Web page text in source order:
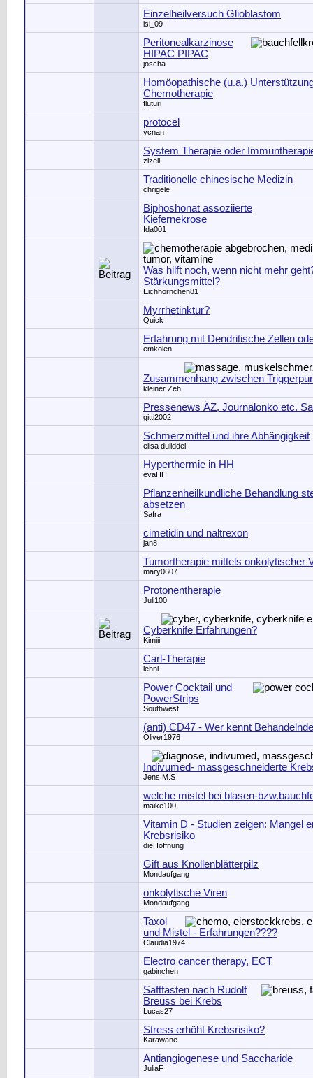
Einzelheilversuch Glioblastom
isi_09
Peritonealkarzinose
HIPAC PIPAC
joscha
Homöopathische (u.a.)
Chemotherapie
fluturi
protocel
ycnan
System Therapie oder
zizeli
Traditionelle chinesische Medizin
chrigele
Biphoshonat assoziierte
Kiefernekrose
Ida001
Was hilft noch, wenn nicht mehr
Stärkungsmittel?
Eichhörnchen81
Myrrhetinktur?
Quick
Erfahrung mit Dendritische Zellen
emkolen
Zusammenhang zwischen
kleiner Zeh
Pressenews ÄZ, Journalonko etc.
gitti2002
Schmerzmittel und ihre Abhängigkeit
elisa duliddel
Hyperthermie in HH
evaHH
Pflanzenheilkundliche Behandlung
absetzen
Safra
cimetidin und naltrexon
jan8
Tumortherapie mittels onkolytischer
mary0607
Protonentherapie
Juli100
Cyberknife Erfahrungen?
Kimiii
Carl-Therapie
lehni
Power Cocktail und
PowerStrips
Southwest
(anti) CD47 - Wer kennt
Oliver1976
Indivumed- massgeschneiderte
Jens.M.S
welche mistel bei blasen-
maike100
Vitamin D - Studien zeigen: Mangel
Krebsrisiko
dieHoffnung
Gift aus Knollenblätterpilz
Mondaufgang
onkolytische Viren
Mondaufgang
Taxol
und Mistel - Erfahrungen????
Claudia1974
Electro cancer therapy, ECT
gabinchen
Saftfasten nach Rudolf
Breuss bei Krebs
Lucas27
Stress erhöht Krebsrisiko?
Karawane
Antiangiogenese und Saccharide
JuliaF